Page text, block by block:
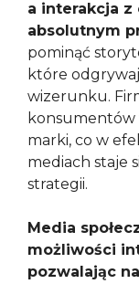
a interakcja
absolutnym
pominąć
które
wizerunku.
konsumentów
marki, co w
mediach staje
strategii.
Media
możliwości
pozwalając